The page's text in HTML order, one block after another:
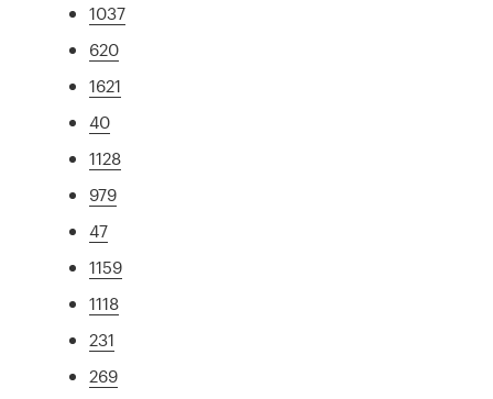
1037
620
1621
40
1128
979
47
1159
1118
231
269